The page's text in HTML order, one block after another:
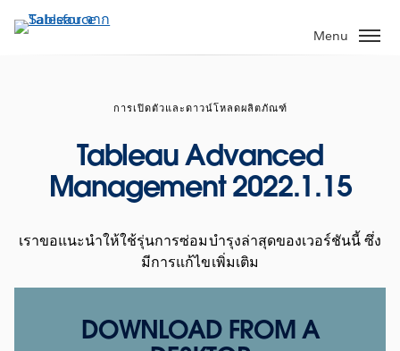
ไป
Menu
การเปิดตัวและดาวน์โหลดผลิตภัณฑ์
Tableau Advanced
Management 2022.1.15
เราขอแนะนำให้ใช้รุ่นการซ่อมบำรุงล่าสุดของเวอร์ชันนี้ ซึ่ง
มีการแก้ไขเพิ่มเติม
DOWNLOAD FROM A